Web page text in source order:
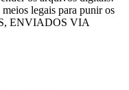
legais para punir os
ENVIADOS VIA